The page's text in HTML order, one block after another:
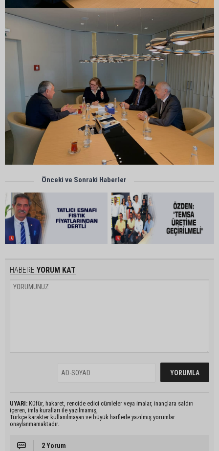
Önceki ve Sonraki Haberler
HABERE YORUM KAT
UYARI: Küfür, hakaret, rencide edici cümleler veya imalar, inançlara saldırı
içeren, imla kuralları ile yazılmamış,
Türkçe karakter kullanılmayan ve büyük harflerle yazılmış yorumlar
onaylanmamaktadır.
2 Yorum